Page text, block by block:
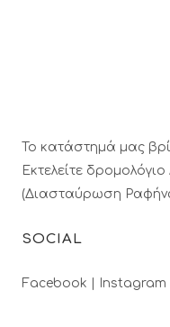
Το κατάστημά μας
Εκτελείτε
(Διασταύρωση
SOCIAL
Facebook | Instagram